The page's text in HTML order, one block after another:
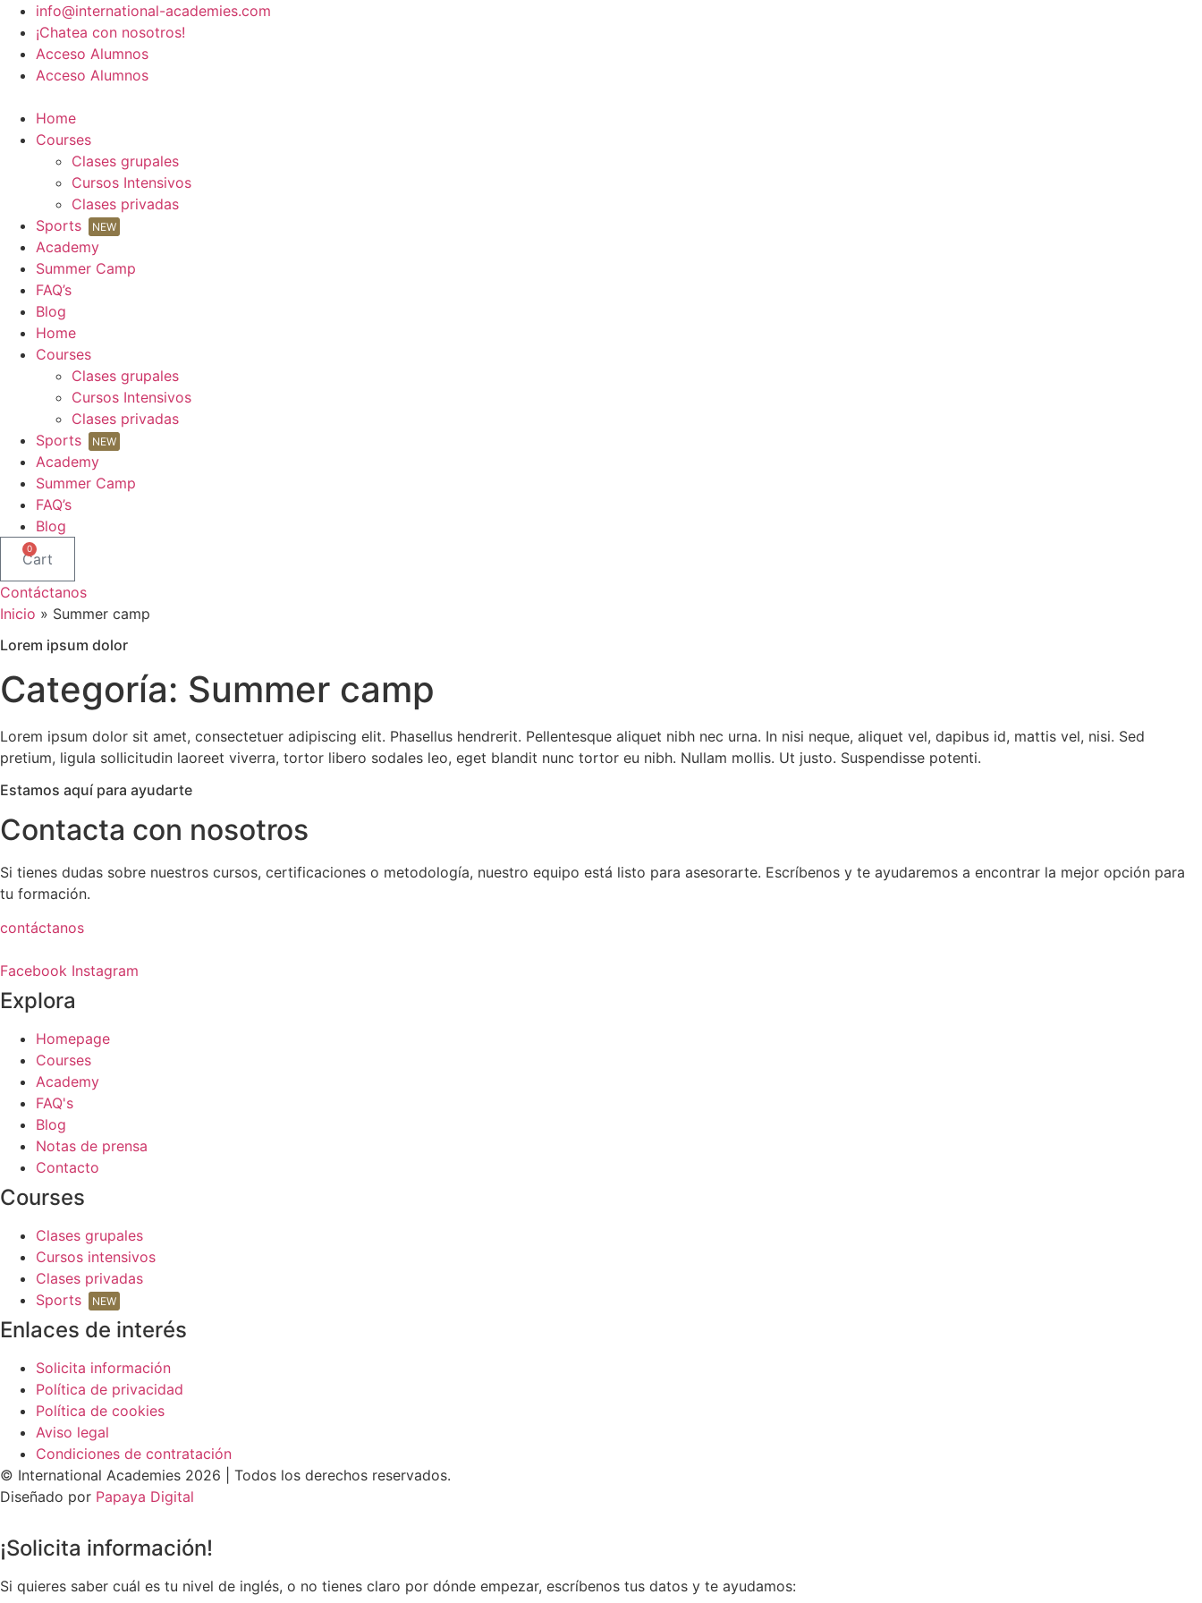
contenido
info@international-academies.com
¡Chatea con nosotros!
Acceso Alumnos
Acceso Alumnos
Home
Courses
Clases grupales
Cursos Intensivos
Clases privadas
Sports
NEW
Academy
Summer Camp
FAQ’s
Blog
Home
Courses
Clases grupales
Cursos Intensivos
Clases privadas
Sports
NEW
Academy
Summer Camp
FAQ’s
Blog
0
Cart
Contáctanos
Inicio » Summer camp
Lorem ipsum dolor
Categoría: Summer camp
Lorem ipsum dolor sit amet, consectetuer adipiscing elit. Phasellus hendrerit. Pellentesque aliquet nibh nec urna. In nisi neque, aliquet vel, dapibus id, mattis vel, nisi. Sed
pretium, ligula sollicitudin laoreet viverra, tortor libero sodales leo, eget blandit nunc tortor eu nibh. Nullam mollis. Ut justo. Suspendisse potenti.
Estamos aquí para ayudarte
Contacta con nosotros
Si tienes dudas sobre nuestros cursos, certificaciones o metodología, nuestro equipo está listo para asesorarte. Escríbenos y te ayudaremos a encontrar la mejor opción para
tu formación.
contáctanos
Facebook Instagram
Explora
Homepage
Courses
Academy
FAQ's
Blog
Notas de prensa
Contacto
Courses
Clases grupales
Cursos intensivos
Clases privadas
Sports
NEW
Enlaces de interés
Solicita información
Política de privacidad
Política de cookies
Aviso legal
Condiciones de contratación
© International Academies 2026 | Todos los derechos reservados.
Diseñado por Papaya Digital
¡Solicita información!
Si quieres saber cuál es tu nivel de inglés, o no tienes claro por dónde empezar, escríbenos tus datos y te ayudamos: